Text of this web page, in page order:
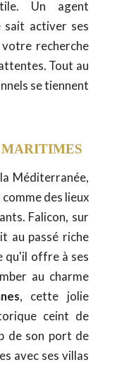
Un agent
sait activer ses
recherche
Tout au
se tiennent
MARITIMES
Méditerranée,
des lieux
Falicon, sur
au passé riche
qu'il offre à ses
au charme
, cette jolie
ceint de
de son port de
avec ses villas